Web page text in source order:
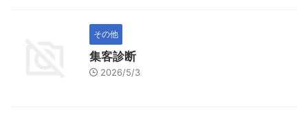
その他
集客診断
2026/5/3